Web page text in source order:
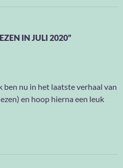
IN JULI 2020”
ben nu in het laatste verhaal van
en hoop hierna een leuk